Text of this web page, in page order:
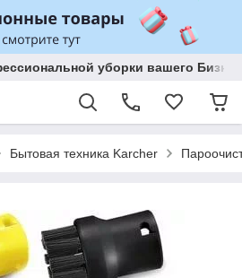
уборки вашего
Бытовая техника Karcher